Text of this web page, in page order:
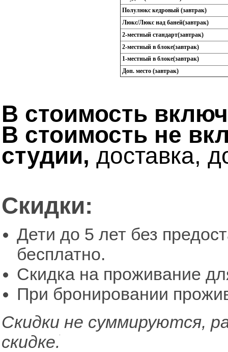
Полулюкс кедровый (завтрак)
Люкс/Люкс над баней(завтрак)
2-местный стандарт(завтрак)
2-местный в блоке(завтрак)
1-местный в блоке(завтрак)
Доп. место (завтрак)
В стоимость
В стоимость не
студии, доставка,
Скидки:
Дети до 5 лет без
бесплатно.
Скидка на проживание
При бронировании
Скидки не суммируются,
скидке.Не забудьте поставить ссылку на
http://www.acris.ru/objects/gsh-o-fristail.htm